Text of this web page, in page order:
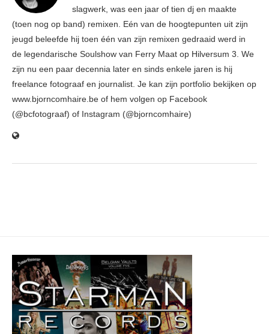
slagwerk, was een jaar of tien dj en maakte
(toen nog op band) remixen. Eén van de hoogtepunten uit zijn
jeugd beleefde hij toen één van zijn remixen gedraaid werd in
de legendarische Soulshow van Ferry Maat op Hilversum 3. We
zijn nu een paar decennia later en sinds enkele jaren is hij
freelance fotograaf en journalist. Je kan zijn portfolio bekijken op
www.bjorncomhaire.be of hem volgen op Facebook
(@bcfotograaf) of Instagram (@bjorncomhaire)